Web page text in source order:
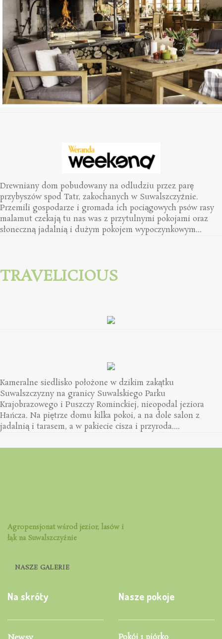
Drewniany dom pobudowany na odludziu przez parę
przybyszów spod Tatr, zakochanych w Suwalszczyźnie.
Przemili gospodarze i gromada ich pociągowych psów rasy
malamut czekają tu nas was z przytulnymi pokojami oraz
słoneczną jadalnią i dużym pokojem wypoczynkowym...
TRAVELICIOUS
Kameralne siedlisko położone w dzikim zakątku
Suwalszczyzny na granicy Suwalskiego Parku
Krajobrazowego i Puszczy Rominckiej, nieopodal jeziora
Hańcza. Na piętrze domu kilka pokoi, a na dole salon z
jadalnią i tarasem, a w pakiecie cisza i przyroda....
Agropensjonat wśrod jezior, lasów i
łąk na Suwalszczyźnie
NASZE GALERIE
Na skróty Nasze pokoje